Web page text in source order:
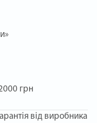
грн
від виробника